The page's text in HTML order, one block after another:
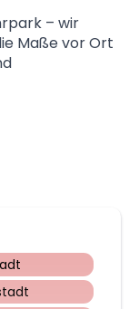
– wir
Maße vor Ort